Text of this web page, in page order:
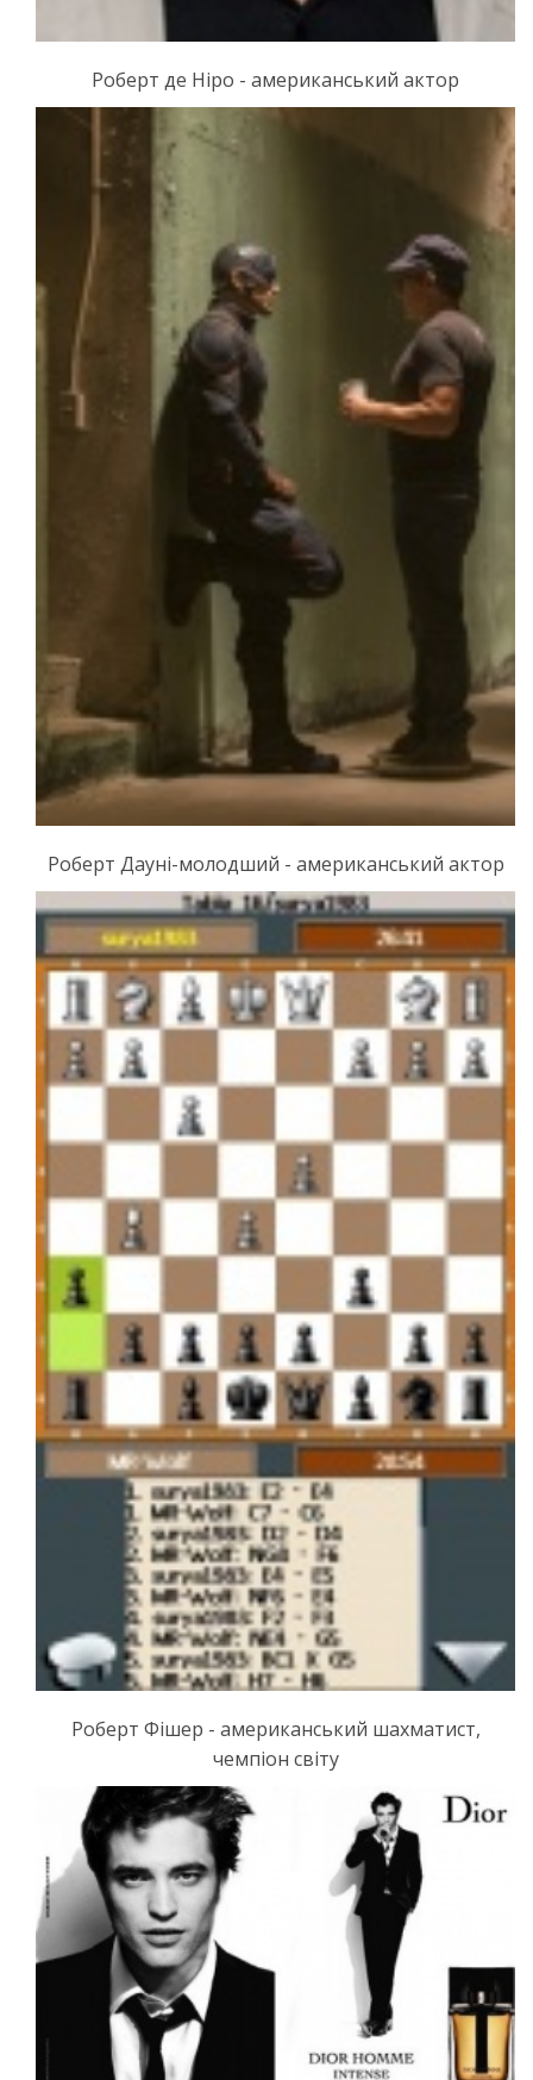
Роберт де Ніро - американський актор
Роберт Дауні-молодший - американський актор
Роберт Фішер - американський шахматист,
чемпіон світу